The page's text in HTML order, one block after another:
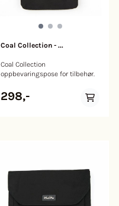
Coal Collection - ...
Coal Collection
oppbevaringspose for tilbehør.
298,-